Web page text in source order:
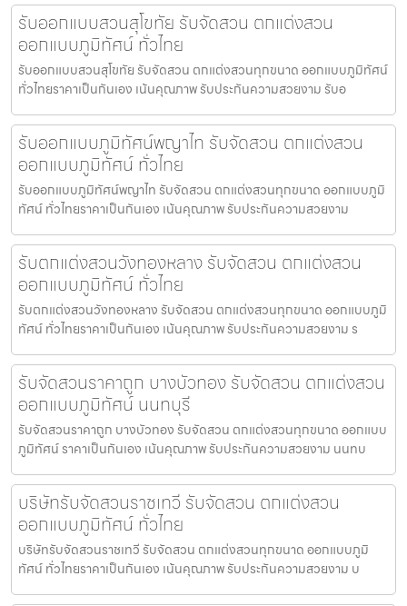
รับออกแบบสวนสุโขทัย รับจัดสวน ตกแต่งสวน
ออกแบบภูมิทัศน์ ทั่วไทย
รับออกแบบสวนสุโขทัย รับจัดสวน ตกแต่งสวนทุกขนาด ออกแบบภูมิทัศน์
ทั่วไทยราคาเป็นกันเอง เน้นคุณภาพ รับประกันความสวยงาม รับอ
รับออกแบบภูมิทัศน์พญาไท รับจัดสวน ตกแต่งสวน
ออกแบบภูมิทัศน์ ทั่วไทย
รับออกแบบภูมิทัศน์พญาไท รับจัดสวน ตกแต่งสวนทุกขนาด ออกแบบภูมิ
ทัศน์ ทั่วไทยราคาเป็นกันเอง เน้นคุณภาพ รับประกันความสวยงาม
รับตกแต่งสวนวังทองหลาง รับจัดสวน ตกแต่งสวน
ออกแบบภูมิทัศน์ ทั่วไทย
รับตกแต่งสวนวังทองหลาง รับจัดสวน ตกแต่งสวนทุกขนาด ออกแบบภูมิ
ทัศน์ ทั่วไทยราคาเป็นกันเอง เน้นคุณภาพ รับประกันความสวยงาม ร
รับจัดสวนราคาถูก บางบัวทอง รับจัดสวน ตกแต่งสวน
ออกแบบภูมิทัศน์ นนทบุรี
รับจัดสวนราคาถูก บางบัวทอง รับจัดสวน ตกแต่งสวนทุกขนาด ออกแบบ
ภูมิทัศน์ ราคาเป็นกันเอง เน้นคุณภาพ รับประกันความสวยงาม นนทบ
บริษัทรับจัดสวนราชเทวี รับจัดสวน ตกแต่งสวน
ออกแบบภูมิทัศน์ ทั่วไทย
บริษัทรับจัดสวนราชเทวี รับจัดสวน ตกแต่งสวนทุกขนาด ออกแบบภูมิ
ทัศน์ ทั่วไทยราคาเป็นกันเอง เน้นคุณภาพ รับประกันความสวยงาม บ